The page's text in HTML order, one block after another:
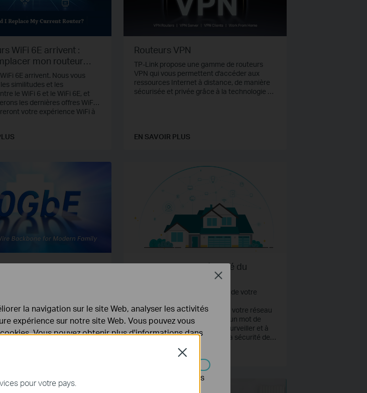
WiFi 6E arrivent :
mon routeur
6E arrivent. Nous vous
similitudes et les
le WiFi 6 et le WiFi 6E, et
les dernières offres WiFi
votre expérience WiFi à
Routeurs VPN
TP-Link propose une gamme de routeurs
VPN qui vous permettent d'accéder aux
ressources Internet à distance, de manière
sécurisée et privée grâce à la technologie de
EN SAVOIR PLUS
Ethernet
Qu'est-ce que la sécurité du
réseau domestique?
Comment protéger la sécurité de votre
La protection de la sécurité de votre réseau
domestique nécessite plus qu'un mot de
passe complexe. Apprenez à surveiller et à
gérer votre WiFi pour assurer la sécurité de
EN SAVOIR PLUS
pour votre pays.
Close
la navigation sur le site Web, analyser les activités
expérience sur notre site Web. Vous pouvez vous
Vous pouvez obtenir plus d'informations dans
du site Web et ne peuvent pas être désactivés
Close